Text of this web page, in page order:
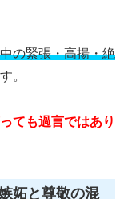
の緊張・高揚・絶
。
ても過言ではあり
妬と尊敬の混